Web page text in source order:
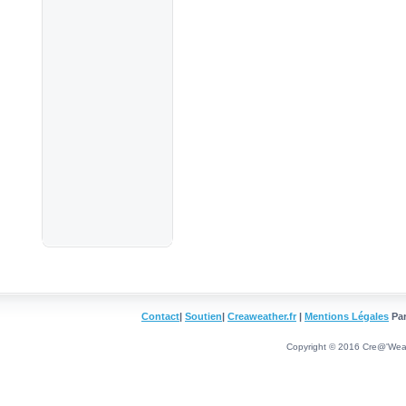
Contact| Soutien| Creaweather.fr | Mentions Légales
Copyright © 2016